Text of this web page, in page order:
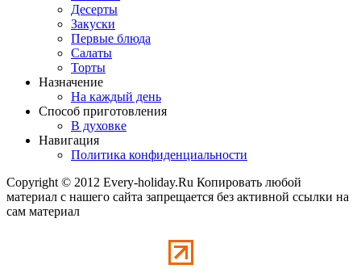
Десерты
Закуски
Первые блюда
Салаты
Торты
Назначение
На каждый день
Способ приготовления
В духовке
Навигация
Политика конфиденциальности
Copyright © 2012 Every-holiday.Ru Копировать любой
материал с нашего сайта запрещается без активной ссылки на
сам материал